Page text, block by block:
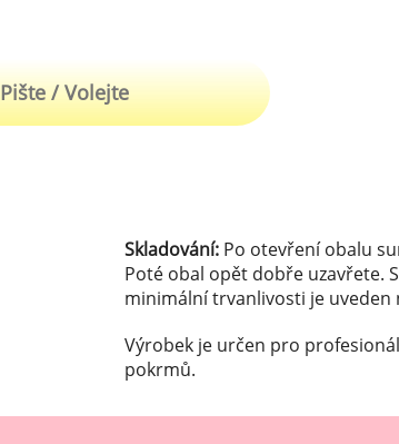
pasty
rozmixované
Pište / Volejte
Skladování: Po otevření obalu
Poté obal opět dobře uzavřete.
minimální trvanlivosti je uveden
Výrobek je určen pro
pokrmů.